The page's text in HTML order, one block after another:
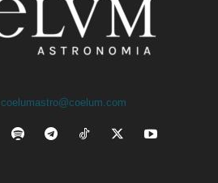
coelumastro@coelum.com